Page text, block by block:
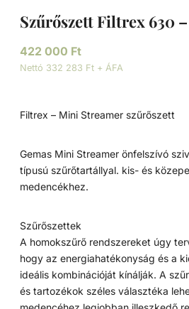
Szűrőszett Filtrex 630
422 000 Ft
Nettó 332 283 Ft + ÁFA
Filtrex – Mini Streamer szűrőszett
Gemas Mini Streamer önfelszívó
típusú szűrőtartállyal. kis- és
medencékhez.
Szűrőszettek
A homokszűrő rendszereket úgy
hogy az energiahatékonyság és a
ideális kombinációját kínálják. A
és tartozékok széles választéka